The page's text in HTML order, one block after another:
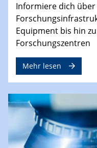
Informiere dich
Equipment bis hin
Forschungszentren
Mehr lesen